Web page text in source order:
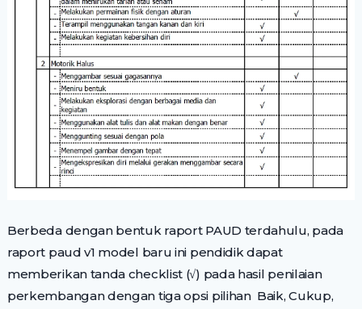
Berbeda dengan bentuk raport PAUD terdahulu, pada
raport paud v1 model baru ini pendidik dapat
memberikan tanda checklist (√) pada hasil penilaian
perkembangan dengan tiga opsi pilihan Baik, Cukup,